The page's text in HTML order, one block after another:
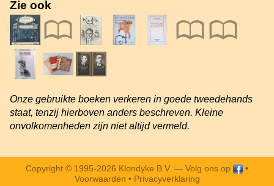
Zie ook
Onze gebruikte boeken verkeren in goede tweedehands
staat, tenzij hierboven anders beschreven. Kleine
onvolkomenheden zijn niet altijd vermeld.
Copyright © 1995-2026 Klondyke B.V. — Volg ons op
•
Voorwaarden • Privacyverklaring